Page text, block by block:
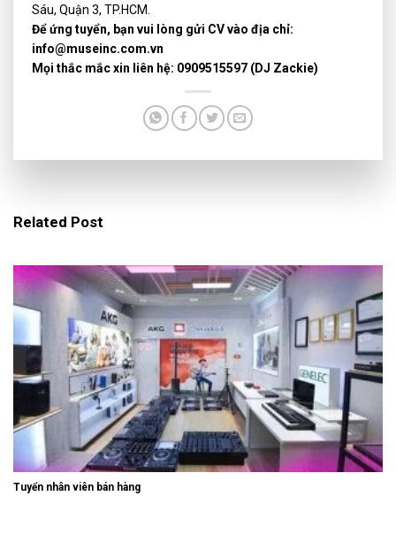
Sáu, Quận 3, TP.HCM.
Để ứng tuyển, bạn vui lòng gửi CV vào địa chỉ:
info@museinc.com.vn
Mọi thắc mắc xin liên hệ: 0909515597 (DJ Zackie)
Related Post
Tuyển nhân viên bán hàng